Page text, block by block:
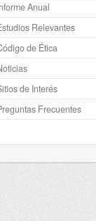
Anual
Relevantes
de Ética
de Interés
Frecuentes